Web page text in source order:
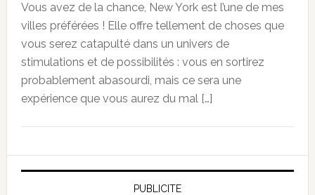
Vous avez de la chance, New York est l’une de mes
villes préférées ! Elle offre tellement de choses que
vous serez catapulté dans un univers de
stimulations et de possibilités : vous en sortirez
probablement abasourdi, mais ce sera une
expérience que vous aurez du mal […]
PUBLICITE